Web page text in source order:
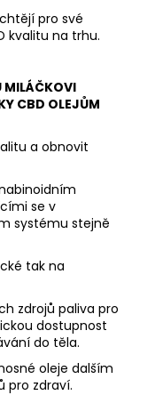
pro své
kvalitu na trhu.
MILÁČKOVI
CBD OLEJŮM
a obnovit
se v
systému stejně
tak na
zdrojů paliva pro
dostupnost
do těla.
oleje dalším
pro zdraví.